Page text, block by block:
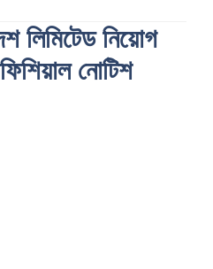
লিমিটেড নিয়োগ
নোটিশ